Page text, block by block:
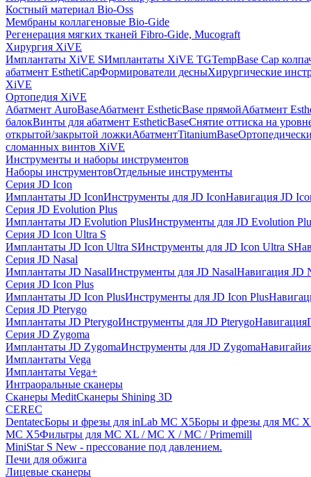
Костный материал Bio-Oss
Мембраны коллагеновые Bio-Gide
Регенерация мягких тканей Fibro-Gide, Mucograft
Хирургия XiVE
Имплантаты XiVE SИмплантаты XiVE TGTempBase Cap
абатмент EsthetiCapФормирователи десныХирургические
XiVE
Ортопедия XiVE
Абатмент AuroBaseАбатмент EstheticBase прямойАбатмент
балокВинты для абатмент EstheticBaseСнятие оттиска на
открытой/закрытой ложкиАбатментTitaniumBase
сломанных винтов XiVE
Инструменты и наборы инструментов
Наборы инструментовОтдельные инструменты
Серия JD Icon
Имплантаты JD IconИнструменты для JD IconНавигация JD
Серия JD Evolution Plus
Имплантаты JD Evolution PlusИнструменты для JD Evolution
Серия JD Icon Ultra S
Имплантаты JD Icon Ultra SИнструменты для JD Icon Ultra S
Серия JD Nasal
Имплантаты JD NasalИнструменты для JD NasalНавигация JD
Серия JD Icon Plus
Имплантаты JD Icon PlusИнструменты для JD Icon Plus
Серия JD Pterygo
Имплантаты JD PterygoИнструменты для JD PterygoНавигация
Серия JD Zygoma
Имплантаты JD ZygomaИнструменты для JD Zygoma
Имплантаты Vega
Имплантаты Vega+
Интраоральные сканеры
Сканеры MeditСканеры Shining 3D
CEREC
DentatecБоры и фрезы для inLab MC X5Боры и фрезы для MC
MC X5Фильтры для MC XL / MC X / MC / Primemill
MiniStar S New - прессование под давлением.
Печи для обжига
Лицевые сканеры